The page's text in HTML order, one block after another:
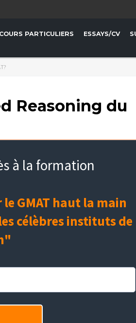
COURS PARTICULIERS ESSAYS/CV
Reasoning du